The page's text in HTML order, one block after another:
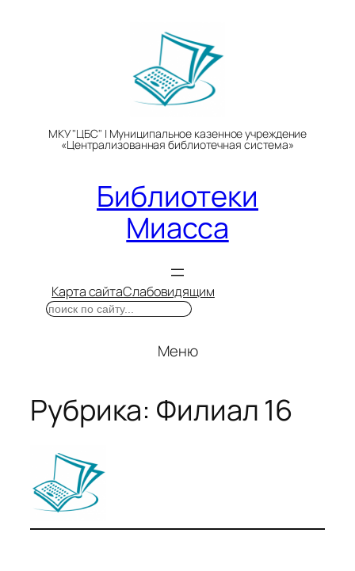
МКУ "ЦБС" | Муниципальное казенное учреждение
«Централизованная библиотечная система»
Библиотеки
Миасса
Карта сайтаСлабовидящим
Поиск
Меню
Рубрика: Филиал 16